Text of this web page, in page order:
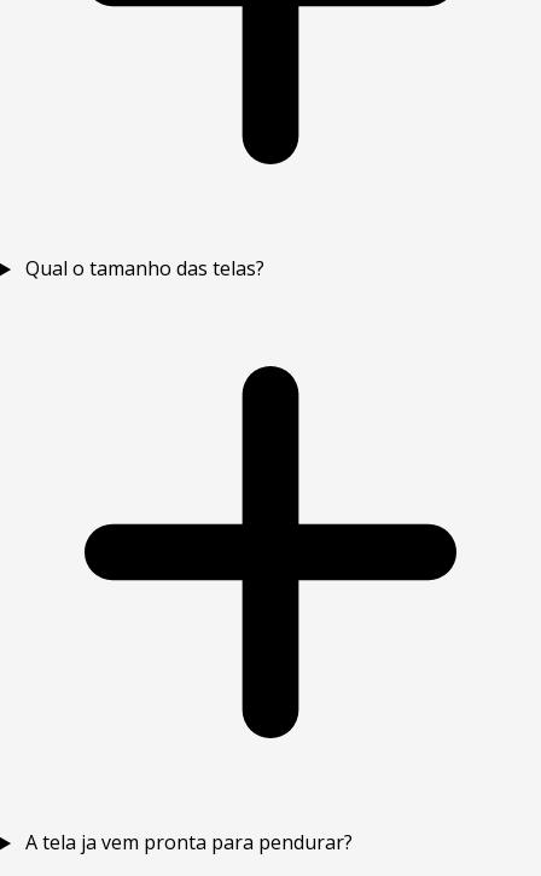
Qual o tamanho das telas?
A tela ja vem pronta para pendurar?